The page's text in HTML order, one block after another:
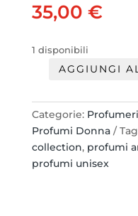
35,00 €
1 disponibili
PIÑA
COLADA
edp
60ml.
AGGIUNGI
Categorie:
Profumi Donna
collection, profumi
profumi unisex